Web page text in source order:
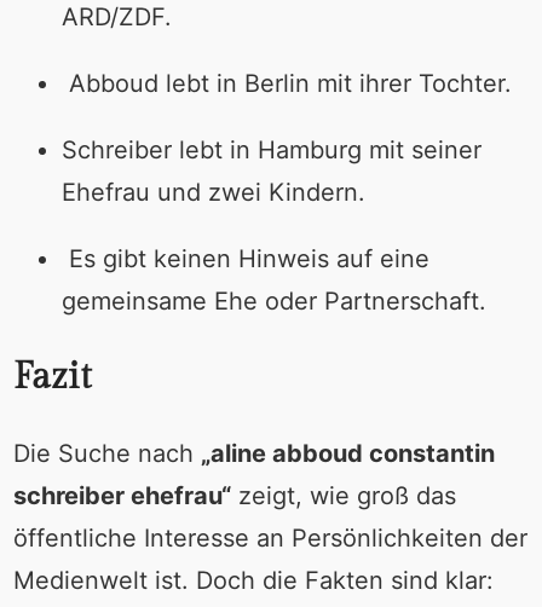
ARD/ZDF.
Abboud lebt in Berlin mit ihrer Tochter.
Schreiber lebt in Hamburg mit seiner
Ehefrau und zwei Kindern.
Es gibt keinen Hinweis auf eine
gemeinsame Ehe oder Partnerschaft.
Fazit
Die Suche nach „aline abboud constantin
schreiber ehefrau“zeigt, wie groß das
öffentliche Interesse an Persönlichkeiten der
Medienwelt ist. Doch die Fakten sind klar: